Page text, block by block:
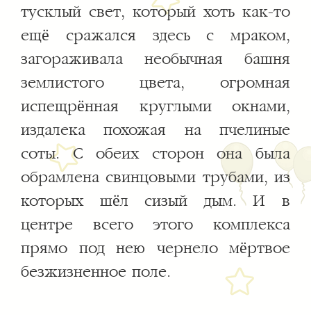
тусклый свет, который хоть как-то
ещё сражался здесь с мраком,
загораживала необычная башня
землистого цвета, огромная
испещрённая круглыми окнами,
издалека похожая на пчелиные
соты. С обеих сторон она была
обрамлена свинцовыми трубами, из
которых шёл сизый дым. И в
центре всего этого комплекса
прямо под нею чернело мёртвое
безжизненное поле.